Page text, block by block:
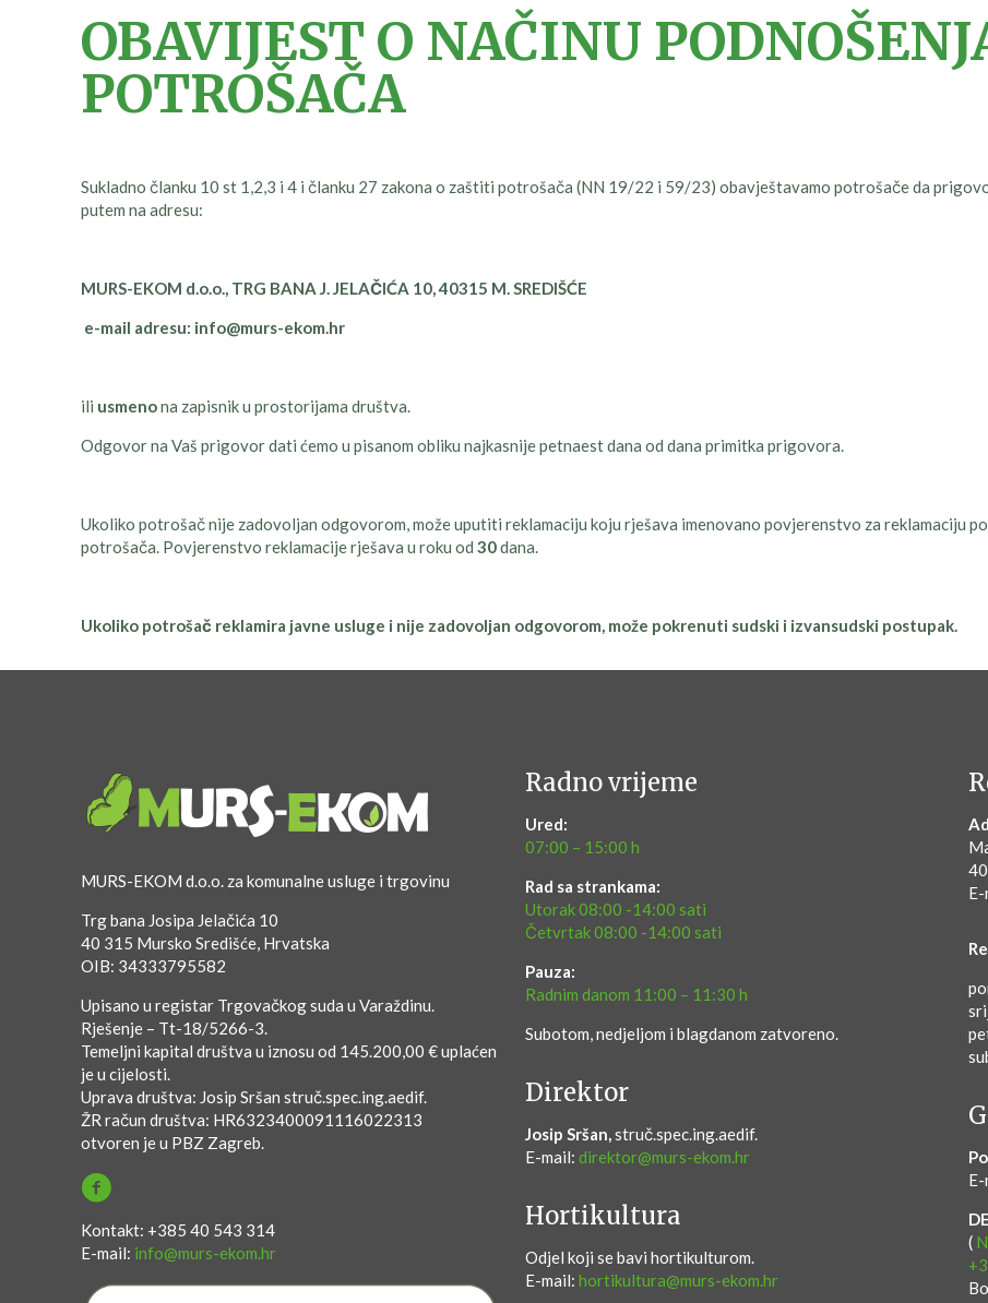
OBAVIJEST O NAČINU
POTROŠAČA
Sukladno članku 10 st 1,2,3 i 4 i članku 27 zakona o zaštiti potrošača (NN 19/22 i 59/23) obavještavamo potrošače da
putem na adresu:
MURS-EKOM d.o.o., TRG BANA J. JELAČIĆA 10,40315 M. SREDIŠĆE
e-mail adresu: info@murs-ekom.hr
ili usmenona zapisnik u prostorijama društva.
Odgovor na Vaš prigovor dati ćemo u pisanom obliku najkasnije petnaest dana od dana primitka prigovora.
Ukoliko potrošač nije zadovoljan odgovorom, može uputiti reklamaciju koju rješava imenovano povjerenstvo za reklamaciju
potrošača. Povjerenstvo reklamacije rješava u roku od30dana.
Ukoliko potrošač reklamira javne usluge i nije zadovoljan odgovorom, može pokrenuti sudski i izvansudski postupak.
MURS-EKOM d.o.o. za komunalne usluge i trgovinu
Trg bana Josipa Jelačića 10
40 315 Mursko Središće, Hrvatska
OIB: 34333795582
Upisano u registar Trgovačkog suda u Varaždinu.
Rješenje – Tt-18/5266-3.
Temeljni kapital društva u iznosu od 145.200,00 € uplaćen
je u cijelosti.
Uprava društva: Josip Sršan struč.spec.ing.aedif.
ŽR račun društva: HR6323400091116022313
otvoren je u PBZ Zagreb.
Kontakt: +385 40 543 314
E-mail: info@murs-ekom.hr
Radno vrijeme
Ured:
07:00 – 15:00 h
Rad sa strankama:
Utorak 08:00 -14:00 sati
Četvrtak 08:00 -14:00 sati
Pauza:
Radnim danom 11:00 – 11:30 h
Subotom, nedjeljom i blagdanom zatvoreno.
Direktor
Josip Sršan,struč.spec.ing.aedif.
E-mail: direktor@murs-ekom.hr
Hortikultura
Odjel koji se bavi hortikulturom.
E-mail: hortikultura@murs-ekom.hr
(